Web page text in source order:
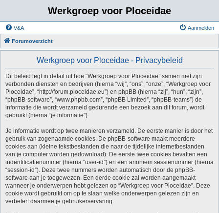
Werkgroep voor Ploceidae
V&A Aanmelden
Forumoverzicht
Werkgroep voor Ploceidae - Privacybeleid
Dit beleid legt in detail uit hoe “Werkgroep voor Ploceidae” samen met zijn
verbonden diensten en bedrijven (hierna “wij”, “ons”, “onze”, “Werkgroep voor
Ploceidae”, “http://forum.ploceidae.eu”) en phpBB (hierna “zij”, “hun”, “zijn”,
“phpBB-software”, “www.phpbb.com”, “phpBB Limited”, “phpBB-teams”) de
informatie die wordt verzameld gedurende een bezoek aan dit forum, wordt
gebruikt (hierna “je informatie”).
Je informatie wordt op twee manieren verzameld. De eerste manier is door het
gebruik van zogenaamde cookies. De phpBB-software maakt meerdere
cookies aan (kleine tekstbestanden die naar de tijdelijke internetbestanden
van je computer worden gedownload). De eerste twee cookies bevatten een
indentificatienummer (hierna “user-id”) en een anoniem sessienummer (hierna
“session-id”). Deze twee nummers worden automatisch door de phpBB-
software aan je toegewezen. Een derde cookie zal worden aangemaakt
wanneer je onderwerpen hebt gelezen op “Werkgroep voor Ploceidae”. Deze
cookie wordt gebruikt om op te slaan welke onderwerpen gelezen zijn en
verbetert daarmee je gebruikerservaring.